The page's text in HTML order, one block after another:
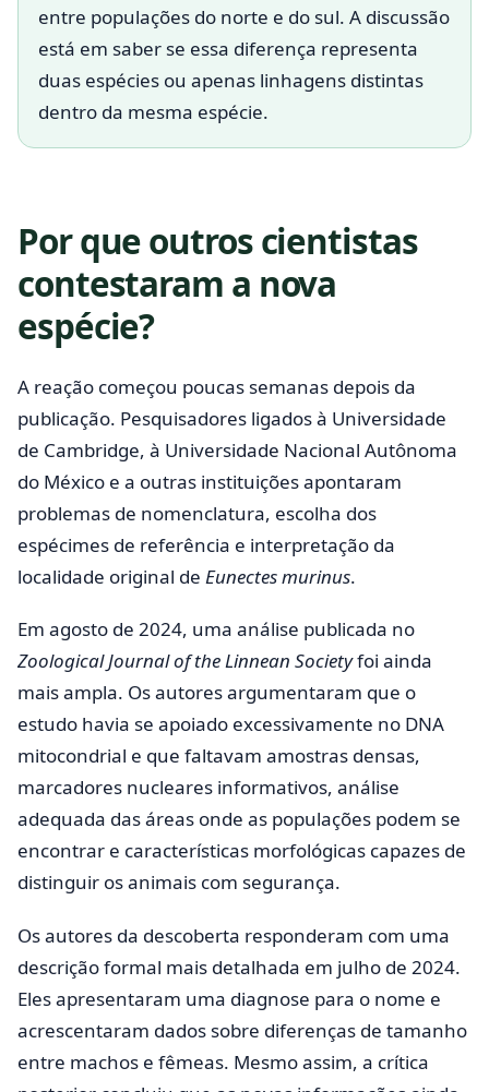
entre populações do norte e do sul. A discussão
está em saber se essa diferença representa
duas espécies ou apenas linhagens distintas
dentro da mesma espécie.
Por que outros cientistas
contestaram a nova
espécie?
A reação começou poucas semanas depois da
publicação. Pesquisadores ligados à Universidade
de Cambridge, à Universidade Nacional Autônoma
do México e a outras instituições apontaram
problemas de nomenclatura, escolha dos
espécimes de referência e interpretação da
localidade original de Eunectes murinus.
Em agosto de 2024, uma análise publicada no
Zoological Journal of the Linnean Societyfoi ainda
mais ampla. Os autores argumentaram que o
estudo havia se apoiado excessivamente no DNA
mitocondrial e que faltavam amostras densas,
marcadores nucleares informativos, análise
adequada das áreas onde as populações podem se
encontrar e características morfológicas capazes de
distinguir os animais com segurança.
Os autores da descoberta responderam com uma
descrição formal mais detalhada em julho de 2024.
Eles apresentaram uma diagnose para o nome e
acrescentaram dados sobre diferenças de tamanho
entre machos e fêmeas. Mesmo assim, a crítica